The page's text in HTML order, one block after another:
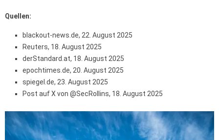
Quellen:
blackout-news.de, 22. August 2025
Reuters, 18. August 2025
derStandard.at, 18. August 2025
epochtimes.de, 20. August 2025
spiegel.de, 23. August 2025
Post auf X von @SecRollins, 18. August 2025